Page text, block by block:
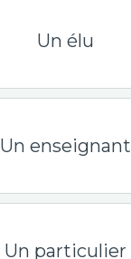
Un élu
Un enseignant
Un particulier